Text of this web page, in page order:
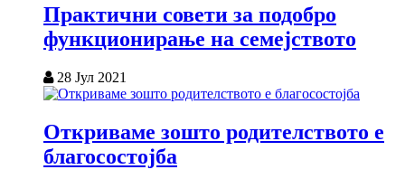
Практични совети за подобро
функционирање на семејството
28 Јул 2021
Откриваме зошто родителството е
благосостојба